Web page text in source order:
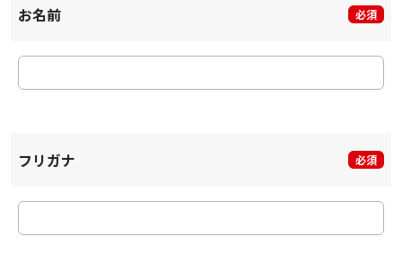
お名前 必須
フリガナ 必須